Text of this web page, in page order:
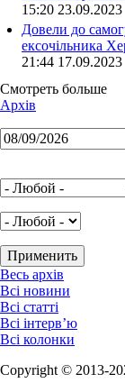
15:20 23.09.2023
Довели до
ексочільника
21:44 17.09.2023
Смотреть больше
Архів
Весь архів
Всі новини
Всі статті
Всі інтерв’ю
Всі колонки
Copyright © 2013-